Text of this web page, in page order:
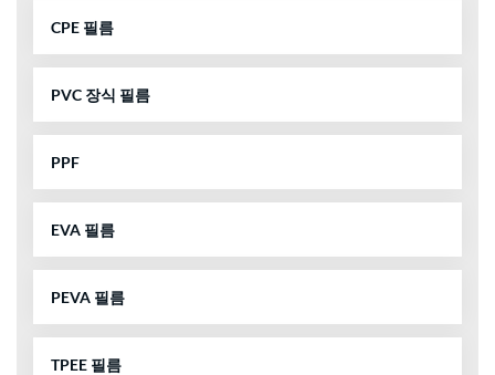
CPE 필름
PVC 장식 필름
PPF
EVA 필름
PEVA 필름
TPEE 필름